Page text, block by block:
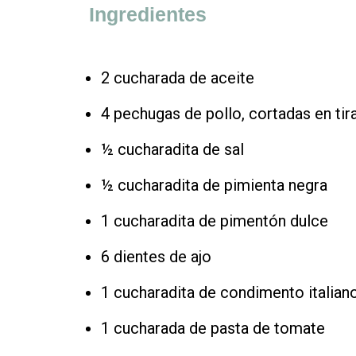
Ingredientes
2 cucharada de aceite
4 pechugas de pollo, cortadas en
½ cucharadita de sal
½ cucharadita de pimienta negra
1 cucharadita de pimentón dulce
6 dientes de ajo
1 cucharadita de condimento
1 cucharada de pasta de tomate